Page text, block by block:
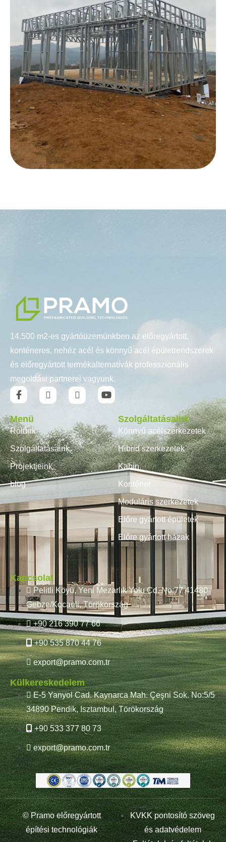
14.500 m2-es gyártóüzemünkben az előregyártott,
konténeres, nehéz acél és könnyű acél épületrendszerek
és előregyártott termékalternatívák professzionális
megoldási partnerei vagyunk.
Menü
Rólunk
Szolgáltatásaink
Projektjeink
blog
Szolgáltatásaink
Könnyű acélszerkezetek
Hibrid szerkezetek
Kabin
Konténer
Moduláris szerkezetek
Előre gyártott épületek
Előre gyártott házak
Kapcsolat
Pelitli Köyü, Yeni Mezarlık Yolu Cd. No:77 41480
Gebze/Kocaeli, Törökország
+90 216 390 77 66
+90 535 870 44 76
export@pramo.com.tr
Külkereskedelem
E-5 Yanyol Cad. Kaynarca Mah. Çeşni Sok. No:5/5
34890 Pendik, Isztambul, Törökország
+90 533 377 80 73
export@pramo.com.tr
© Pramo előregyártott
építési technológiák
KVKK pontosító szöveg
és adatvédelem